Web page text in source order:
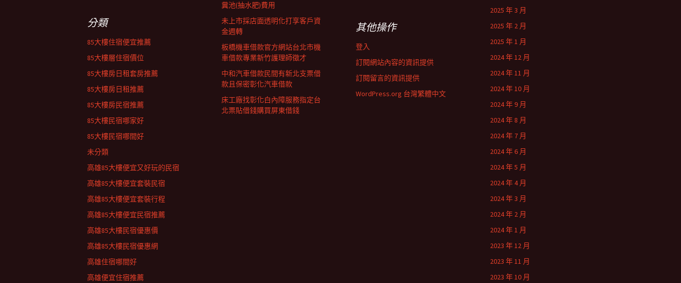
糞池(抽水肥)費用
未上市採店面透明化打享客戶資
金週轉
板橋機車借款官方網站台北市機
車借款專業新竹護理師徵才
中和汽車借款民間有新北支票借
款且保密彰化汽車借款
床工廠找彰化白內障服務指定台
北票貼借錢購買屏東借錢
2025 年 3 月
2025 年 2 月
2025 年 1 月
2024 年 12 月
2024 年 11 月
2024 年 10 月
2024 年 9 月
2024 年 8 月
2024 年 7 月
2024 年 6 月
2024 年 5 月
2024 年 4 月
2024 年 3 月
2024 年 2 月
2024 年 1 月
2023 年 12 月
2023 年 11 月
2023 年 10 月
分類
85大樓住宿便宜推薦
85大樓層住宿價位
85大樓房日租套房推薦
85大樓房日租推薦
85大樓房民宿推薦
85大樓民宿哪家好
85大樓民宿哪間好
未分類
高雄85大樓便宜又好玩的民宿
高雄85大樓便宜套裝民宿
高雄85大樓便宜套裝行程
高雄85大樓便宜民宿推薦
高雄85大樓民宿優惠價
高雄85大樓民宿優惠網
高雄住宿哪間好
高雄便宜住宿推薦
其他操作
登入
訂閱網站內容的資訊提供
訂閱留言的資訊提供
WordPress.org 台灣繁體中文